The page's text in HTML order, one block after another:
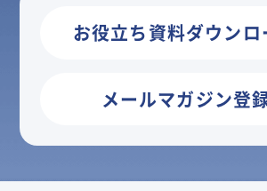
お役立ち資料ダウンロ
メールマガジン登